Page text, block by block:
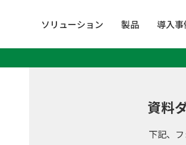
ソリューション 製品 導入事
資料
下記、